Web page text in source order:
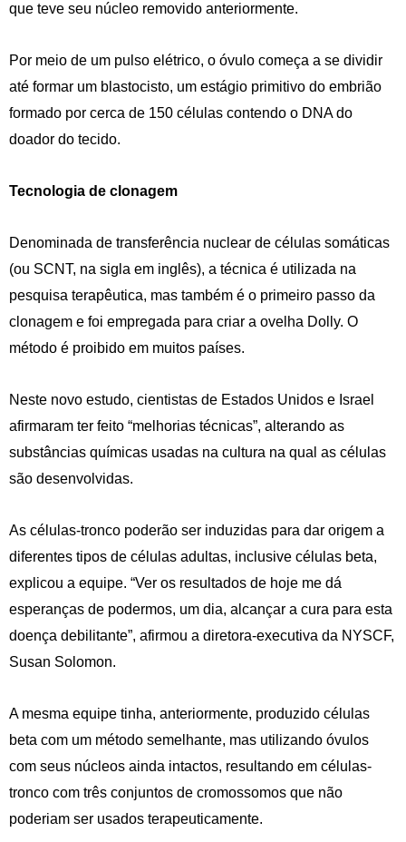
que teve seu núcleo removido anteriormente.
Por meio de um pulso elétrico, o óvulo começa a se dividir
até formar um blastocisto, um estágio primitivo do embrião
formado por cerca de 150 células contendo o DNA do
doador do tecido.
Tecnologia de clonagem
Denominada de transferência nuclear de células somáticas
(ou SCNT, na sigla em inglês), a técnica é utilizada na
pesquisa terapêutica, mas também é o primeiro passo da
clonagem e foi empregada para criar a ovelha Dolly. O
método é proibido em muitos países.
Neste novo estudo, cientistas de Estados Unidos e Israel
afirmaram ter feito “melhorias técnicas”, alterando as
substâncias químicas usadas na cultura na qual as células
são desenvolvidas.
As células-tronco poderão ser induzidas para dar origem a
diferentes tipos de células adultas, inclusive células beta,
explicou a equipe. “Ver os resultados de hoje me dá
esperanças de podermos, um dia, alcançar a cura para esta
doença debilitante”, afirmou a diretora-executiva da NYSCF,
Susan Solomon.
A mesma equipe tinha, anteriormente, produzido células
beta com um método semelhante, mas utilizando óvulos
com seus núcleos ainda intactos, resultando em células-
tronco com três conjuntos de cromossomos que não
poderiam ser usados terapeuticamente.